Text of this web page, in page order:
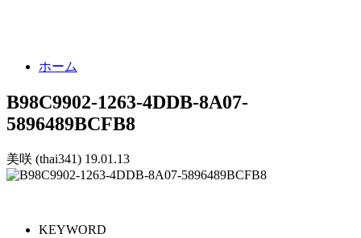
ホーム
B98C9902-1263-4DDB-8A07-
5896489BCFB8
美咲 (thai341) 19.01.13
KEYWORD